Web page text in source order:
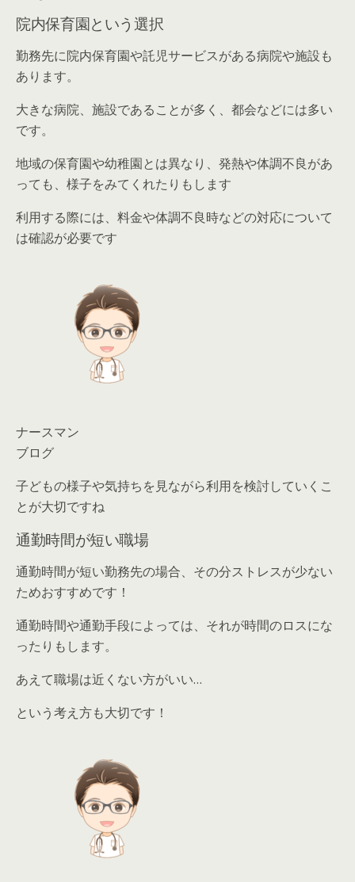
院内保育園という選択
勤務先に院内保育園や託児サービスがある病院や施設も
あります。
大きな病院、施設であることが多く、都会などには多い
です。
地域の保育園や幼稚園とは異なり、発熱や体調不良があ
っても、様子をみてくれたりもします
利用する際には、料金や体調不良時などの対応について
は確認が必要です
ナースマン
ブログ
子どもの様子や気持ちを見ながら利用を検討していくこ
とが大切ですね
通勤時間が短い職場
通勤時間が短い勤務先の場合、その分ストレスが少ない
ためおすすめです！
通勤時間や通勤手段によっては、それが時間のロスにな
ったりもします。
あえて職場は近くない方がいい…
という考え方も大切です！